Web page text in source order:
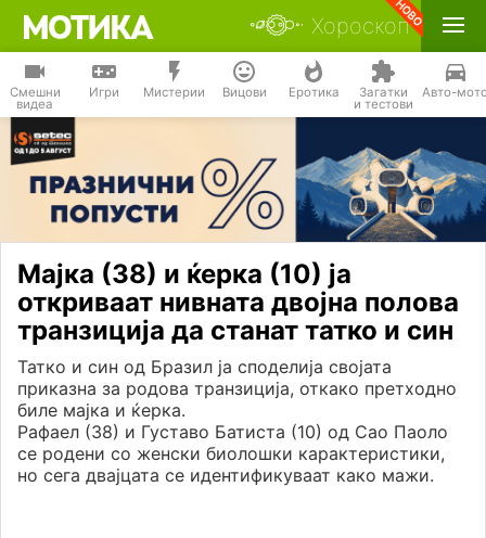
Хороскоп
Смешни
видеа
Игри Мистерии Вицови Еротика Загатки
и тестови
Авто-
Мајка (38) и ќерка (10) ја
откриваат нивната двојна полова
транзиција да станат татко и син
Татко и син од Бразил ја споделија својата
приказна за родова транзиција, откако претходно
биле мајка и ќерка.
Рафаел (38) и Густаво Батиста (10) од Сао Паоло
се родени со женски биолошки карактеристики,
но сега двајцата се идентификуваат како мажи.